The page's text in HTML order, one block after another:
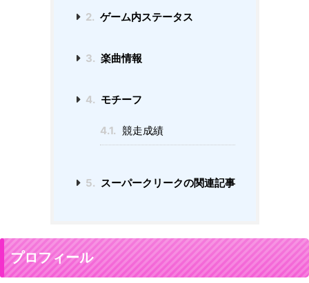
2. ゲーム内ステータス
3. 楽曲情報
4. モチーフ
4.1. 競走成績
5. スーパークリークの関連記事
プロフィール